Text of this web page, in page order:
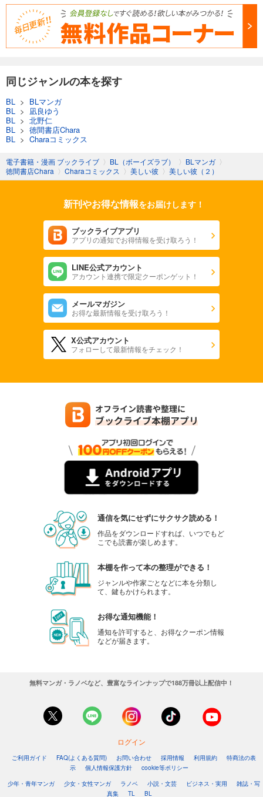
同じジャンルの本を探す
BL > BLマンガ
BL > 凪良ゆう
BL > 北野仁
BL > 徳間書店Chara
BL > Charaコミックス
電子書籍・漫画 ブックライブ 〉 BL（ボーイズラブ） 〉 BLマンガ 〉
徳間書店Chara 〉 Charaコミックス 〉 美しい彼 〉 美しい彼（２）
新刊やお得な情報をお届けします！
ブックライブアプリ
アプリの通知でお得情報を受け取ろう！
LINE公式アカウント
アカウント連携で限定クーポンゲット！
メールマガジン
お得な最新情報を受け取ろう！
X公式アカウント
フォローして最新情報をチェック！
通信を気にせずにサクサク読める！
作品をダウンロードすれば、いつでもど
こでも読書が楽しめます。
本棚を作って本の整理ができる！
ジャンルや作家ごとなどに本を分類し
て、鍵もかけられます。
お得な通知機能！
通知を許可すると、お得なクーポン情報
などが届きます。
無料マンガ・ラノベなど、豊富なラインナップで188万冊以上配信中！
ログイン
ご利用ガイド FAQ(よくある質問) お問い合わせ 採用情報 利用規約
特商法の表
示
個人情報保護方針
cookie等ポリシー
少年・青年マンガ
少女・女性マンガ ラノベ 小説・文芸 ビジネス・実用
雑誌・写
真集
TL BL